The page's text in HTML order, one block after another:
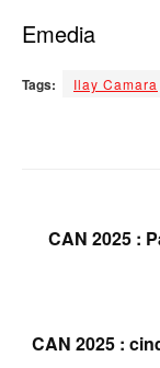
Emedia
Tags: Ilay Camara
CAN 2025 :
CAN 2025 :